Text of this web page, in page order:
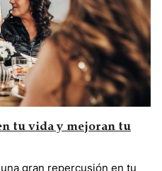
tu vida y mejoran tu
gran repercusión en tu